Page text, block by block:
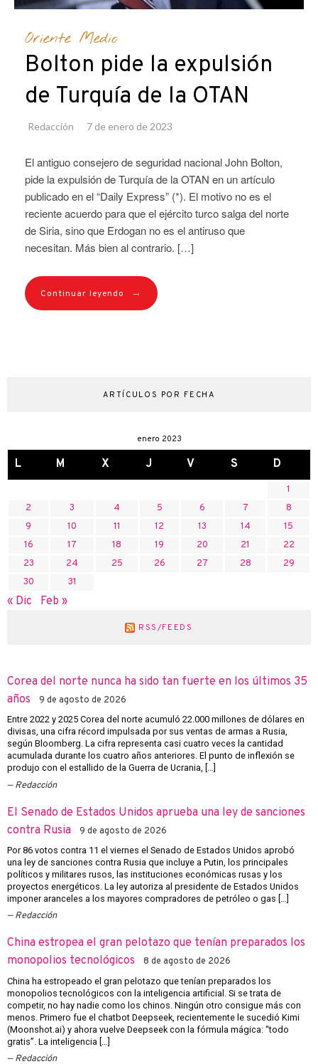
Oriente Medio
Bolton pide la expulsión
de Turquía de la OTAN
Redacción 7 de enero de 2023
El antiguo consejero de seguridad nacional John Bolton,
pide la expulsión de Turquía de la OTAN en un artículo
publicado en el “Daily Express” (*). El motivo no es el
reciente acuerdo para que el ejército turco salga del norte
de Siria, sino que Erdogan no es el antiruso que
necesitan. Más bien al contrario. […]
Continuar leyendo →
ARTÍCULOS POR FECHA
enero 2023
L M X J V S D
1
2
3 4 5 6 7
8
9
10 11 12 13 14
15
16
17 18 19 20 21
22
23
24 25 26 27 28
29
30
31
« Dic Feb »
RSS/FEEDS
Corea del norte nunca ha sido tan fuerte en los últimos 35
años
9 de agosto de 2026
Entre 2022 y 2025 Corea del norte acumuló 22.000 millones de dólares en
divisas, una cifra récord impulsada por sus ventas de armas a Rusia,
según Bloomberg. La cifra representa casi cuatro veces la cantidad
acumulada durante los cuatro años anteriores. El punto de inflexión se
produjo con el estallido de la Guerra de Ucrania, […]
Redacción
El Senado de Estados Unidos aprueba una ley de sanciones
contra Rusia
9 de agosto de 2026
Por 86 votos contra 11 el viernes el Senado de Estados Unidos aprobó
una ley de sanciones contra Rusia que incluye a Putin, los principales
políticos y militares rusos, las instituciones económicas rusas y los
proyectos energéticos. La ley autoriza al presidente de Estados Unidos
imponer aranceles a los mayores compradores de petróleo o gas […]
Redacción
China estropea el gran pelotazo que tenían preparados los
monopolios tecnológicos
8 de agosto de 2026
China ha estropeado el gran pelotazo que tenían preparados los
monopolios tecnológicos con la inteligencia artificial. Si se trata de
competir, no hay nadie como los chinos. Ningún otro consigue más con
menos. Primero fue el chatbot Deepseek, recientemente le sucedió Kimi
(Moonshot.ai) y ahora vuelve Deepseek con la fórmula mágica: “todo
gratis”. La inteligencia […]
Redacción